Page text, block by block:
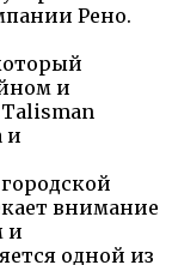
Рено.
и
и
внимание
и
одной из